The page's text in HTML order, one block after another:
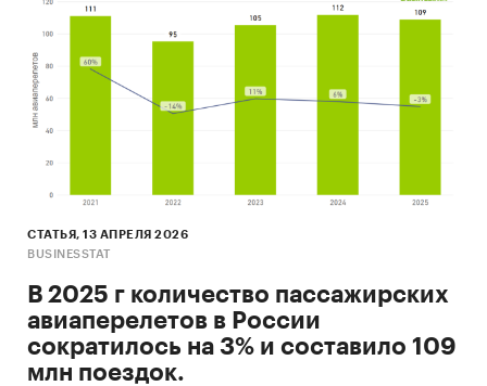
получить основную информацию и общее
представление о ситуации на рынке.
Полученные в ходе исследования оценки
независимы и объективны.
В портфеле компании более 2000 регулярно
Категории: Потребительские товары /
Потребительские товары
одежда
Потребительские товары
одежда
/
Пальто
Пандемия
СТАТЬЯ, 13 АПРЕЛЯ 2026
BUSINESSTAT
В 2025 г количество пассажирских
авиаперелетов в России
сократилось на 3% и составило 109
млн поездок.